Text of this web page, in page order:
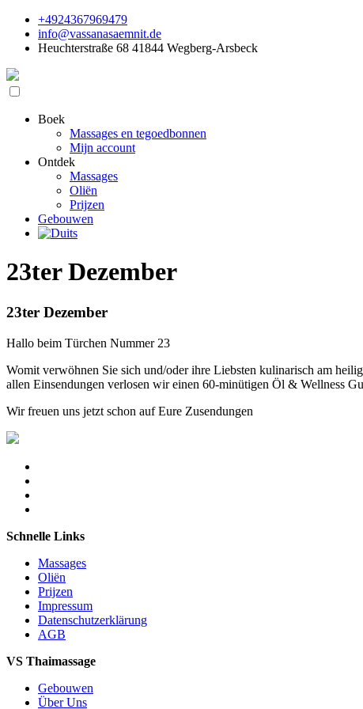
+4924367969479
info@vassanasaemnit.de
Heuchterstraße 68 41844 Wegberg-Arsbeck
Boek
Massages en tegoedbonnen
Mijn account
Ontdek
Massages
Oliën
Prijzen
Gebouwen
23ter Dezember
23ter Dezember
Hallo beim Türchen Nummer 23
Womit verwöhnen Sie sich und/oder ihre Liebsten kulinarisch am
allen Einsendungen verlosen wir einen 60-minütigen Öl & Wellness
Wir freuen uns jetzt schon auf Eure Zusendungen
Schnelle Links
Massages
Oliën
Prijzen
Impressum
Datenschutzerklärung
AGB
VS Thaimassage
Gebouwen
Über Uns